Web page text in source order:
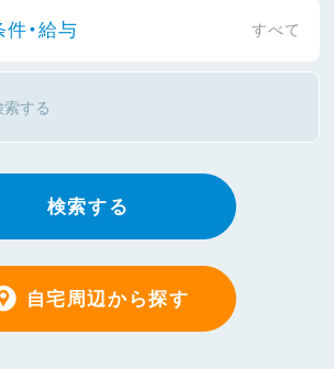
・給与 すべて
検索する
自宅周辺から探す